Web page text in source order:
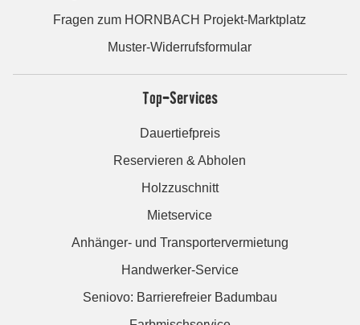
Fragen zum HORNBACH Projekt-Marktplatz
Muster-Widerrufsformular
Top-Services
Dauertiefpreis
Reservieren & Abholen
Holzzuschnitt
Mietservice
Anhänger- und Transportervermietung
Handwerker-Service
Seniovo: Barrierefreier Badumbau